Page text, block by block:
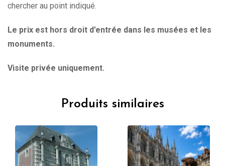
chercher au point indiqué.
Le prix est hors droit d’entrée dans les musées et les
monuments.
Visite privée uniquement.
Produits similaires